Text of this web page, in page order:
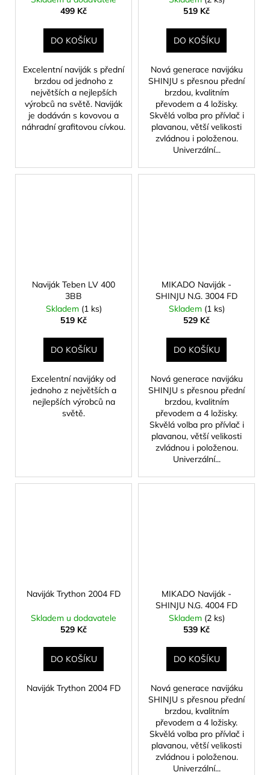
499 Kč
DO KOŠÍKU
Excelentní naviják s přední
brzdou od jednoho z
největších a nejlepších
výrobců na světě. Naviják
je dodáván s kovovou a
náhradní grafitovou cívkou.
519 Kč
DO KOŠÍKU
Nová generace navijáku
SHINJU s přesnou přední
brzdou, kvalitním
převodem a 4 ložisky.
Skvělá volba pro přívlač i
plavanou, větší velikosti
zvládnou i položenou.
Univerzální...
Naviják Teben LV 400
3BB
Skladem (1 ks)
519 Kč
DO KOŠÍKU
Excelentní navijáky od
jednoho z největších a
nejlepších výrobců na
světě.
MIKADO Naviják -
SHINJU N.G. 3004 FD
Skladem (1 ks)
529 Kč
DO KOŠÍKU
Nová generace navijáku
SHINJU s přesnou přední
brzdou, kvalitním
převodem a 4 ložisky.
Skvělá volba pro přívlač i
plavanou, větší velikosti
zvládnou i položenou.
Univerzální...
Naviják Trython 2004 FD
Skladem u dodavatele
529 Kč
DO KOŠÍKU
Naviják Trython 2004 FD
MIKADO Naviják -
SHINJU N.G. 4004 FD
Skladem (2 ks)
539 Kč
DO KOŠÍKU
Nová generace navijáku
SHINJU s přesnou přední
brzdou, kvalitním
převodem a 4 ložisky.
Skvělá volba pro přívlač i
plavanou, větší velikosti
zvládnou i položenou.
Univerzální...